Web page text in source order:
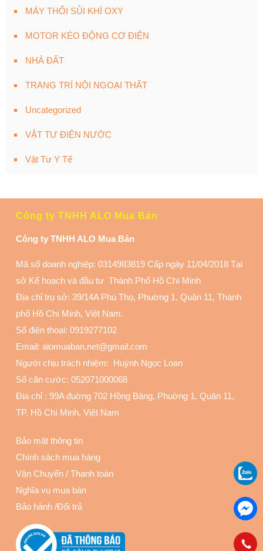
MÁY THỔI SỦI KHÍ OXY
MOTOR KÉO ĐỘNG CƠ ĐIỆN
NHÀ ĐẤT
TRANG TRÍ NỘI NGOẠI THẤT
Uncategorized
VẬT TƯ ĐIỆN NƯỚC
Vật Tư Y Tế
Công ty TNHH ALO Mua Bán
Công ty TNHH ALO Mua Bán
Mã số doanh nghiệp: 0314983819 Cấp ngày 11/04/2018 Tại
sở Kế hoạch và đầu tư Thành Phố Hồ Chí Minh
Địa chỉ trụ sở: 39/14A Phú Thọ, Phuờng 1, Quận 11, Thành
phố Hồ Chí Minh, Việt Nam.
Số điện thoại: 0919277102
Email: alomuaban.net@gmail.com
Người chịu trách nhiệm: Huỳnh Ngọc Loan
Số căn cước: 052071000068
Địa chỉ : 99A đuờng 702 Hồng Bàng, Phuờng 1, Quận 11,
TP. Hồ Chí Minh, Việt Nam
Bảo mật thông tin
Chính sách mua hàng
Vận Chuyển / Thanh toán
Nghĩa vụ mua bán
Bảo hành /Đổi trả